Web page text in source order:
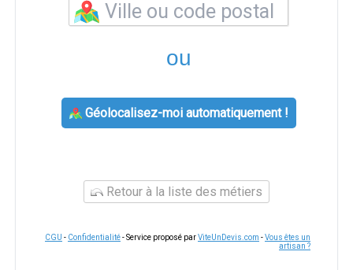
ou
Géolocalisez-moi automatiquement !
Retour à la liste des métiers
CGU - Confidentialité- Service proposé parViteUnDevis.com -Vous êtes un
artisan ?